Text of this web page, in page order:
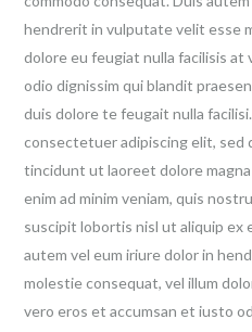
hendrerit in vulputate velit esse
dolore eu feugiat nulla facilisis
odio dignissim qui blandit
duis dolore te feugait nulla
consectetuer adipiscing elit, sed
tincidunt ut laoreet dolore
enim ad minim veniam, quis
suscipit lobortis nisl ut aliquip ex
autem vel eum iriure dolor in
molestie consequat, vel illum
vero eros et accumsan et iusto